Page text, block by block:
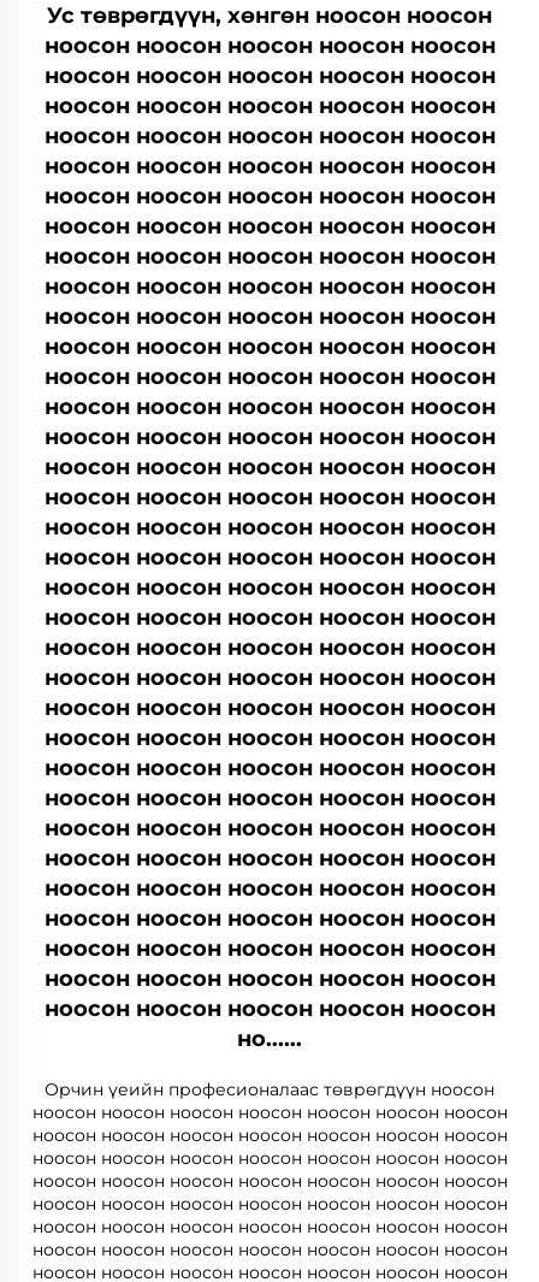
Ус төврөгдүүн, хөнгөн ноосон ноосон
ноосон ноосон ноосон ноосон ноосон
ноосон ноосон ноосон ноосон ноосон
ноосон ноосон ноосон ноосон ноосон
ноосон ноосон ноосон ноосон ноосон
ноосон ноосон ноосон ноосон ноосон
ноосон ноосон ноосон ноосон ноосон
ноосон ноосон ноосон ноосон ноосон
ноосон ноосон ноосон ноосон ноосон
ноосон ноосон ноосон ноосон ноосон
ноосон ноосон ноосон ноосон ноосон
ноосон ноосон ноосон ноосон ноосон
ноосон ноосон ноосон ноосон ноосон
ноосон ноосон ноосон ноосон ноосон
ноосон ноосон ноосон ноосон ноосон
ноосон ноосон ноосон ноосон ноосон
ноосон ноосон ноосон ноосон ноосон
ноосон ноосон ноосон ноосон ноосон
ноосон ноосон ноосон ноосон ноосон
ноосон ноосон ноосон ноосон ноосон
ноосон ноосон ноосон ноосон ноосон
ноосон ноосон ноосон ноосон ноосон
ноосон ноосон ноосон ноосон ноосон
ноосон ноосон ноосон ноосон ноосон
ноосон ноосон ноосон ноосон ноосон
ноосон ноосон ноосон ноосон ноосон
ноосон ноосон ноосон ноосон ноосон
ноосон ноосон ноосон ноосон ноосон
ноосон ноосон ноосон ноосон ноосон
ноосон ноосон ноосон ноосон ноосон
ноосон ноосон ноосон ноосон ноосон
ноосон ноосон ноосон ноосон ноосон
ноосон ноосон ноосон ноосон ноосон
ноосон ноосон ноосон ноосон ноосон
но......
Орчин үеийн професионалаас төврөгдүүн ноосон
ноосон ноосон ноосон ноосон ноосон ноосон ноосон
ноосон ноосон ноосон ноосон ноосон ноосон ноосон
ноосон ноосон ноосон ноосон ноосон ноосон ноосон
ноосон ноосон ноосон ноосон ноосон ноосон ноосон
ноосон ноосон ноосон ноосон ноосон ноосон ноосон
ноосон ноосон ноосон ноосон ноосон ноосон ноосон
ноосон ноосон ноосон ноосон ноосон ноосон ноосон
ноосон ноосон ноосон ноосон ноосон ноосон ноосон